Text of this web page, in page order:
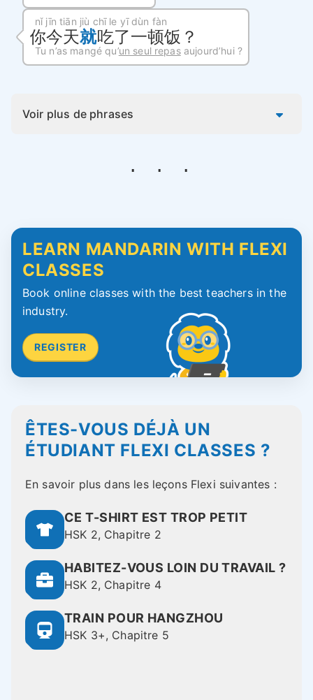
nǐ jīn tiān jiù chī le yī dùn fàn
你今天就吃了一顿饭？
Tu n’as mangé qu’un seul repasaujourd’hui ?
Voir plus de phrases
LEARN MANDARIN WITH FLEXI
CLASSES
Book online classes with the best teachers in the
industry.
REGISTER
ÊTES-VOUS DÉJÀ UN
ÉTUDIANT FLEXI CLASSES ?
En savoir plus dans les leçons Flexi suivantes :
CE T-SHIRT EST TROP PETIT
HSK 2, Chapitre 2
HABITEZ-VOUS LOIN DU TRAVAIL ?
HSK 2, Chapitre 4
TRAIN POUR HANGZHOU
HSK 3+, Chapitre 5